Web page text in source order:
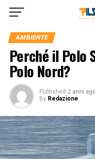
AMBIENTE
Perché il Polo
Polo Nord?
Published 2 anni ago
By Redazione